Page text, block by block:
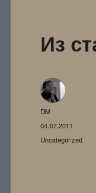
Из
Автор
DM
Опубликовано
04.07.2011
Рубрики
Uncategorized